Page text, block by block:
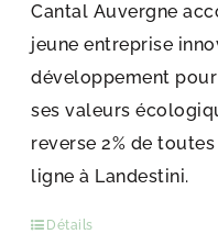
Cantal Auvergne
jeune entreprise
développement
ses valeurs
reverse 2% de
ligne à Landestini.
Détails